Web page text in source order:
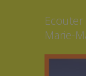
Marie-